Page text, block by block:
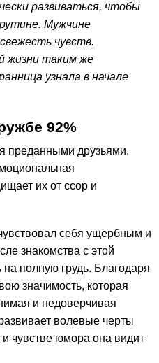
развиваться, чтобы
Мужчине
чувств.
жизни таким же
узнала в начале
92%
преданными друзьями.
их от ссор и
себя ущербным и
знакомства с этой
полную грудь. Благодаря
значимость, которая
и недоверчивая
волевые черты
и чувстве юмора она видит